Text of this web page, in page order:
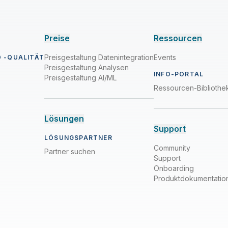
-QUALITÄT
Preise
Preisgestaltung Datenintegration
Preisgestaltung Analysen
Preisgestaltung AI/ML
Lösungen
LÖSUNGSPARTNER
Partner suchen
Ressourcen
Events
INFO-PORTAL
Ressourcen-
Support
Community
Support
Onboarding